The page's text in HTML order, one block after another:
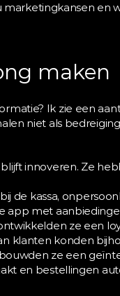
marketingkansen en
maken
Ik zie een
niet als
innoveren. Ze
de kassa,
app met
ze een
klanten konden
ze een
en bestellingen